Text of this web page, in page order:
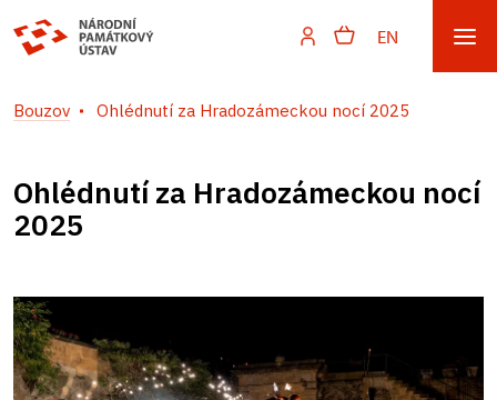
EN
Bouzov Ohlédnutí za Hradozámeckou nocí 2025
Ohlédnutí za Hradozámeckou nocí
2025